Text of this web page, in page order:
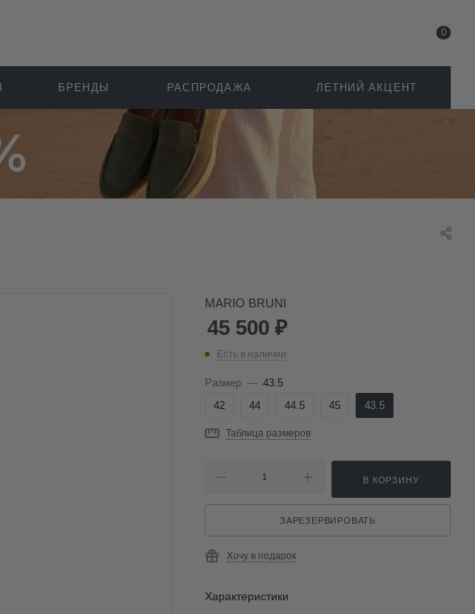
0
БРЕНДЫ РАСПРОДАЖА ЛЕТНИЙ АКЦЕНТ
MARIO BRUNI
45 500 ₽
Есть в наличии
Размер — 43.5
42
44 44.5 45 43.5
Таблица размеров
В КОРЗИНУ
ЗАРЕЗЕРВИРОВАТЬ
Хочу в подарок
Характеристики